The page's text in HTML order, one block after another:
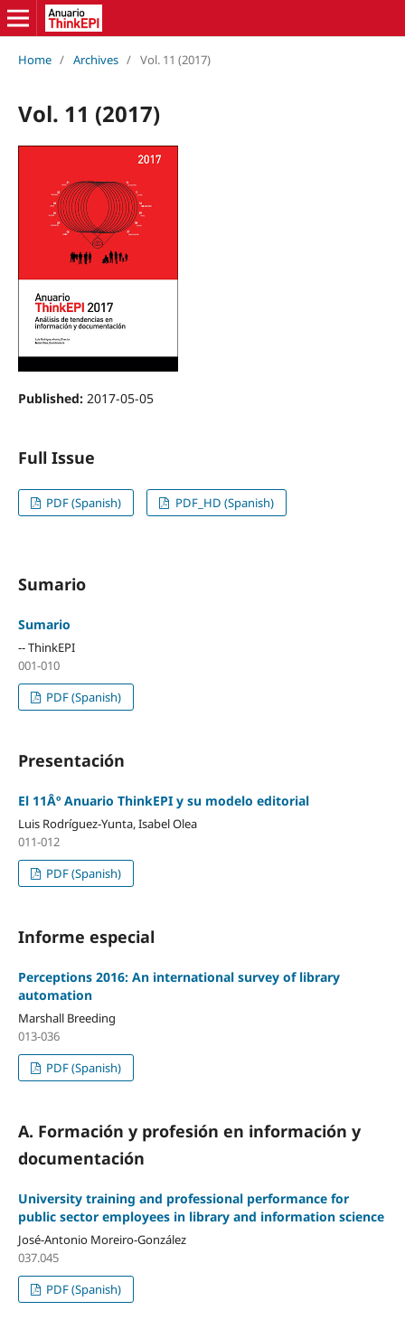
Home / Archives / Vol. 11 (2017)
Vol. 11 (2017)
Published: 2017-05-05
Full Issue
PDF (Spanish) PDF_HD (Spanish)
Sumario
Sumario
-- ThinkEPI
001-010
PDF (Spanish)
Presentación
El 11Âº Anuario ThinkEPI y su modelo editorial
Luis Rodrí­guez-Yunta, Isabel Olea
011-012
PDF (Spanish)
Informe especial
Perceptions 2016: An international survey of library
automation
Marshall Breeding
013-036
PDF (Spanish)
A. Formación y profesión en información y
documentación
University training and professional performance for
public sector employees in library and information science
José-Antonio Moreiro-González
037.045
PDF (Spanish)